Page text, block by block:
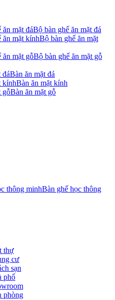
Bộ bàn ghế ăn mặt đá
Bộ bàn ghế ăn mặt
Bộ bàn ghế ăn mặt gỗ
Bàn ăn mặt đá
Bàn ăn mặt kính
Bàn ăn mặt gỗ
Bàn ghế học thông
thự
cư
sạn
phố
phòng